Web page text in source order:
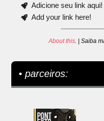
Adicione seu link aqui!
Add your link here!
About this. | Saiba
• parceiros: